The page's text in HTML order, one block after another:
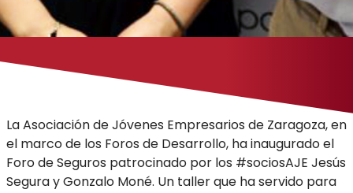
La Asociación de Jóvenes Empresarios de Zaragoza, en
el marco de los Foros de Desarrollo, ha inaugurado el
Foro de Seguros patrocinado por los #sociosAJE Jesús
Segura y Gonzalo Moné. Un taller que ha servido para